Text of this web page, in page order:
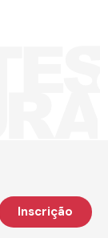
Inscrição